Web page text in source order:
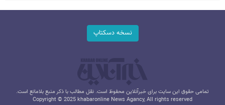
نسخه دسکتاپ
تمامی حقوق این سایت برای خبرآنلاین محفوظ است. نقل مطالب با ذکر منبع بلامانع است.
Copyright © 2025 khabaronline News Agancy, All rights reserved